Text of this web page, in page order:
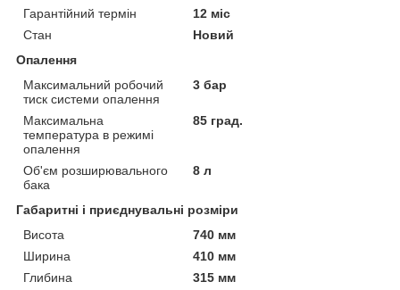
Гарантійний термін
12 міс
Стан
Новий
Опалення
Максимальний робочий
тиск системи опалення
3 бар
Максимальна
температура в режимі
опалення
85 град.
Об'єм розширювального
бака
8 л
Габаритні і приєднувальні розміри
Висота
740 мм
Ширина
410 мм
Глибина
315 мм